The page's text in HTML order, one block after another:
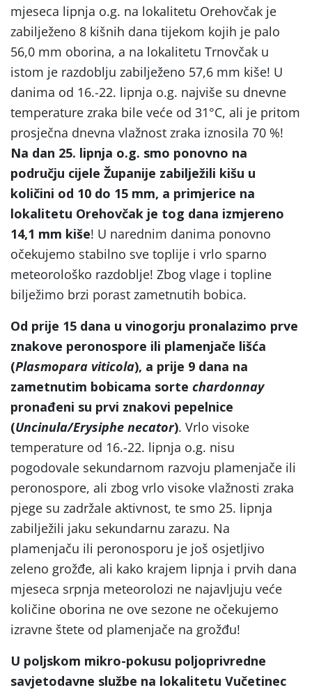
mjeseca lipnja o.g. na lokalitetu Orehovčak je
zabilježeno 8 kišnih dana tijekom kojih je palo
56,0 mm oborina, a na lokalitetu Trnovčak u
istom je razdoblju zabilježeno 57,6 mm kiše! U
danima od 16.-22. lipnja o.g. najviše su dnevne
temperature zraka bile veće od 31°C, ali je pritom
prosječna dnevna vlažnost zraka iznosila 70 %!
Na dan 25. lipnja o.g. smo ponovno na
području cijele Županije zabilježili kišu u
količini od 10 do 15 mm, a primjerice na
lokalitetu Orehovčak je tog dana izmjereno
14,1 mm kiše! U narednim danima ponovno
očekujemo stabilno sve toplije i vrlo sparno
meteorološko razdoblje! Zbog vlage i topline
bilježimo brzi porast zametnutih bobica.
Od prije 15 dana u vinogorju pronalazimo prve
znakove peronospore ili plamenjače lišća
(Plasmopara viticola), a prije 9 dana na
zametnutim bobicama sorte chardonnay
pronađeni su prvi znakovi pepelnice
(Uncinula/Erysiphe necator). Vrlo visoke
temperature od 16.-22. lipnja o.g. nisu
pogodovale sekundarnom razvoju plamenjače ili
peronospore, ali zbog vrlo visoke vlažnosti zraka
pjege su zadržale aktivnost, te smo 25. lipnja
zabilježili jaku sekundarnu zarazu. Na
plamenjaču ili peronosporu je još osjetljivo
zeleno grožđe, ali kako krajem lipnja i prvih dana
mjeseca srpnja meteorolozi ne najavljuju veće
količine oborina ne ove sezone ne očekujemo
izravne štete od plamenjače na grožđu!
U poljskom mikro-pokusu poljoprivredne
savjetodavne službe na lokalitetu Vučetinec